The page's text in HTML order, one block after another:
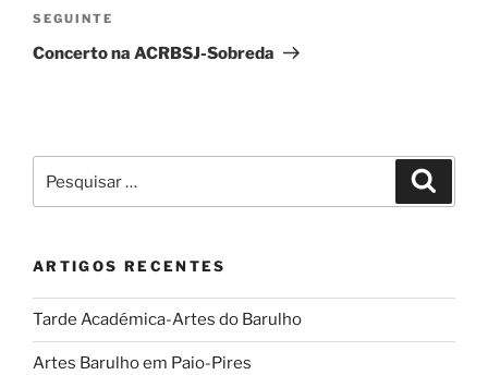
Conteúdo
seguinte
SEGUINTE
Concerto na ACRBSJ-Sobreda
por:
ARTIGOS RECENTES
Tarde Académica-Artes do Barulho
Artes Barulho em Paio-Pires